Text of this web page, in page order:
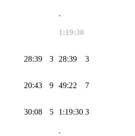
.
1:19:30
28:39 3 28:39 3
20:43 9 49:22 7
30:08 5 1:19:30 3
.